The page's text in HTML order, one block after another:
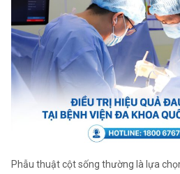
Phẫu thuật cột sống thường là lựa